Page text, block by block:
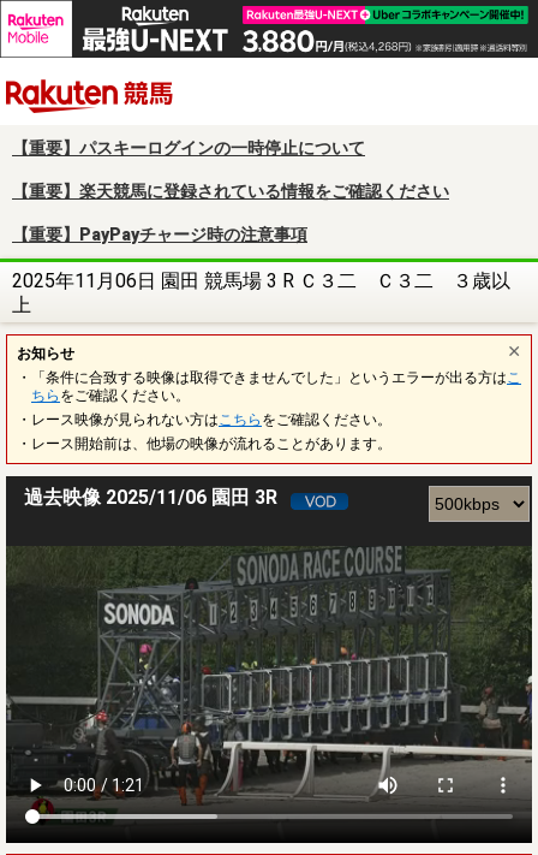
【重要】パスキーログインの一時停止について
【重要】楽天競馬に登録されている情報をご確認ください
【重要】PayPayチャージ時の注意事項
2025年11月06日 園田 競馬場 3 R Ｃ３二 Ｃ３二 ３歳以
上
お知らせ
・「条件に合致する映像は取得できませんでした」というエラーが出る方は こ
ちら をご確認ください。
・レース映像が見られない方は こちら をご確認ください。
・レース開始前は、他場の映像が流れることがあります。
過去映像 2025/11/06 園田 3R